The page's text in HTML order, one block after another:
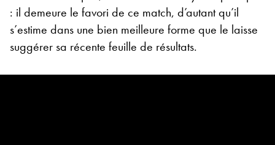
: il demeure le favori de ce match, d’autant qu’il
s’estime dans une bien meilleure forme que le laisse
suggérer sa récente feuille de résultats.